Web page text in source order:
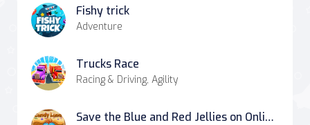
Fishy trick
Adventure
Trucks Race
Racing & Driving, Agility
Save the Blue and Red Jellies on OnlineGames.World!